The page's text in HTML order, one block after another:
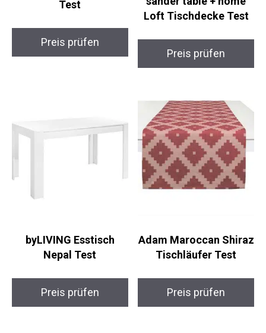
Test
Preis prüfen
Loft Tischdecke Test
Preis prüfen
byLIVING Esstisch
Nepal Test
Preis prüfen
Adam Maroccan Shiraz
Tischläufer Test
Preis prüfen